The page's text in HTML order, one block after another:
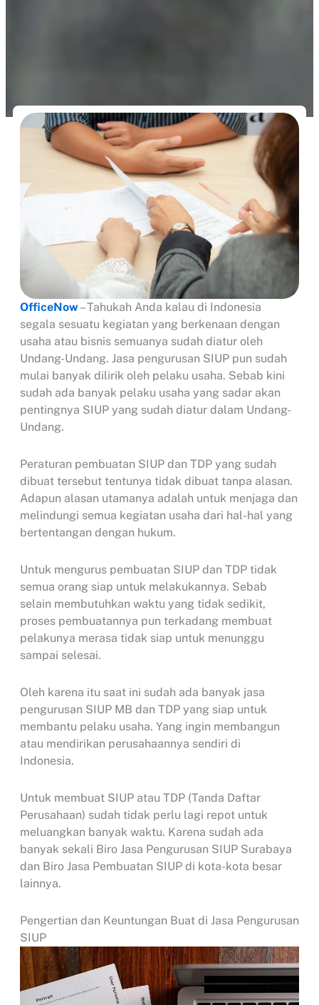
OfficeNow– Tahukah Anda kalau di Indonesia
segala sesuatu kegiatan yang berkenaan dengan
usaha atau bisnis semuanya sudah diatur oleh
Undang-Undang. Jasa pengurusan SIUP pun sudah
mulai banyak dilirik oleh pelaku usaha. Sebab kini
sudah ada banyak pelaku usaha yang sadar akan
pentingnya SIUP yang sudah diatur dalam Undang-
Undang.
Peraturan pembuatan SIUP dan TDP yang sudah
dibuat tersebut tentunya tidak dibuat tanpa alasan.
Adapun alasan utamanya adalah untuk menjaga dan
melindungi semua kegiatan usaha dari hal-hal yang
bertentangan dengan hukum.
Untuk mengurus pembuatan SIUP dan TDP tidak
semua orang siap untuk melakukannya. Sebab
selain membutuhkan waktu yang tidak sedikit,
proses pembuatannya pun terkadang membuat
pelakunya merasa tidak siap untuk menunggu
sampai selesai.
Oleh karena itu saat ini sudah ada banyak jasa
pengurusan SIUP MB dan TDP yang siap untuk
membantu pelaku usaha. Yang ingin membangun
atau mendirikan perusahaannya sendiri di
Indonesia.
Untuk membuat SIUP atau TDP (Tanda Daftar
Perusahaan) sudah tidak perlu lagi repot untuk
meluangkan banyak waktu. Karena sudah ada
banyak sekali Biro Jasa Pengurusan SIUP Surabaya
dan Biro Jasa Pembuatan SIUP di kota-kota besar
lainnya.
Pengertian dan Keuntungan Buat di Jasa Pengurusan
SIUP